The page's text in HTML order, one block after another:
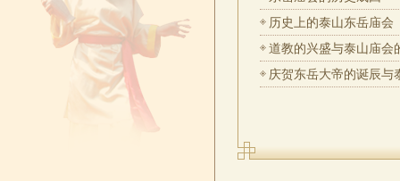
历史上的泰山东岳庙会
道教的兴盛与泰山庙会
庆贺东岳大帝的诞辰与